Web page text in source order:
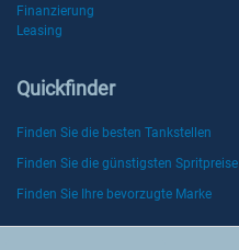
Finanzierung
Leasing
Quickfinder
Finden Sie die besten Tankstellen
Finden Sie die günstigsten Spritpreise
Finden Sie Ihre bevorzugte Marke